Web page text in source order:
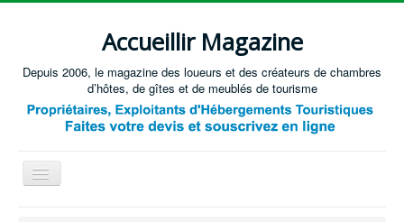
Accueillir Magazine
Depuis 2006, le magazine des loueurs et des créateurs de chambres
d’hôtes, de gîtes et de meublés de tourisme
Basculer